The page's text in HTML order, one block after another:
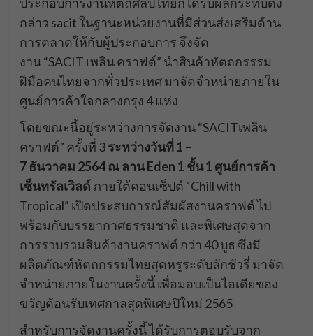
กล่าว sacit ในฐานะหน่วยงานที่มีส่วนส่งเสริมด้าน
การตลาดให้กับผู้ประกอบการ จึงจัด
งาน “SACIT เพลิน คราฟต์” นำสินค้าหัตถกรรรม
ฝีมือคนไทยจากทั่วประเทศ มาจัดจำหน่ายภายใน
ศูนย์การค้าใจกลางกรุง 4 แห่ง
โดยขณะนี้อยู่ระหว่างการจัดงาน “SACITเพลิน
คราฟต์” ครั้งที่ 3ระหว่างวันที่1 –
7ธันวาคม 2564ณลาน Eden 1 ชั้น 1 ศูนย์การค้า
เซ็นทรัลเวิลด์ภายใต้คอนเซ็ปต์ “Chill with
Tropical” เปิดประสบการณ์สัมผัสงานคราฟต์ ไป
พร้อมกับบรรยากาศธรรมชาติ และพิเศษสุดจาก
การรวบรวมสินค้างานคราฟต์ กว่า 40 บูธ ซึ่งมี
ผลิตภัณฑ์หัตถกรรมไทยสุดหรูระดับลักชัวรี่ มาจัด
จำหน่ายภายในงานครั้งนี้ เพื่อมอบเป็นไอเดียของ
ขวัญต้อนรับเทศกาลสุดพิเศษปีใหม่ 2565
สำหรับการจัดงานครั้งนี้ ได้รับการตอบรับจาก